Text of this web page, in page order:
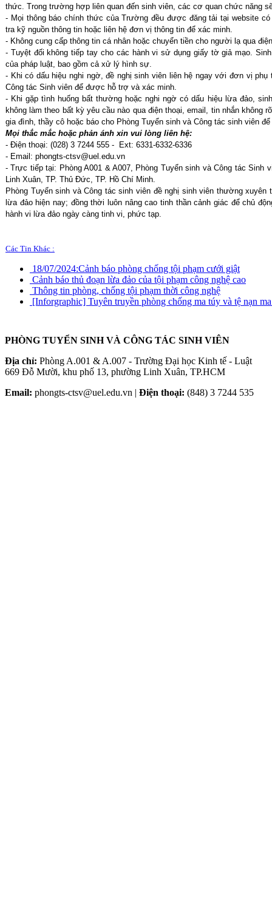
thức. Trong trường hợp liên quan đến sinh viên, các cơ quan chức năng
- Mọi thông báo chính thức của Trường đều được đăng tải tại website có
tra kỹ nguồn thông tin hoặc liên hệ đơn vị thông tin để xác minh.
- Không cung cấp thông tin cá nhân hoặc chuyển tiền cho người lạ qua
- Tuyệt đối không tiếp tay cho các hành vi sử dụng giấy tờ giả mạo.
của pháp luật, bao gồm cả xử lý hình sự.
- Khi có dấu hiệu nghi ngờ, đề nghị sinh viên liên hệ ngay với đơn vị
Công tác Sinh viên để được hỗ trợ và xác minh.
- Khi gặp tình huống bất thường hoặc nghi ngờ có dấu hiệu lừa đảo,
không làm theo bất kỳ yêu cầu nào qua điện thoại, email, tin nhắn không
gia đình, thầy cô hoặc báo cho Phòng Tuyển sinh và Công tác sinh viên
Mọi thắc mắc hoặc phản ánh xin vui lòng liên hệ:
- Điện thoại: (028) 3 7244 555 - Ext: 6331-6332-6336
- Email: phongts-ctsv@uel.edu.vn
- Trực tiếp tại: Phòng A001 & A007, Phòng Tuyển sinh và Công tác
Linh Xuân, TP. Thủ Đức, TP. Hồ Chí Minh.
Phòng Tuyển sinh và Công tác sinh viên đề nghị sinh viên thường
lừa đảo hiện nay; đồng thời luôn nâng cao tinh thần cảnh giác để chủ
hành vi lừa đảo ngày càng tinh vi, phức tạp.
Các Tin Khác :
18/07/2024:Cảnh báo phòng chống tội phạm cưới giật
Cảnh báo thủ đoạn lừa đảo của tội phạm công nghệ cao
Thông tin phòng, chống tội phạm thời công nghệ
[Inforgraphic] Tuyên truyền phòng chống ma túy và tệ nạn
PHÒNG TUYỂN SINH VÀ CÔNG TÁC SINH VIÊN
Địa chỉ: Phòng A.001 & A.007 - Trường Đại học Kinh tế - Luật
669 Đỗ Mười, khu phố 13, phường Linh Xuân, TP.HCM
Email: phongts-ctsv@uel.edu.vn | Điện thoại: (848) 3 7244 535